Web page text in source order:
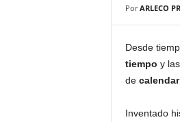
Por ARLECO
Desde
tiempo y
de
Inventado